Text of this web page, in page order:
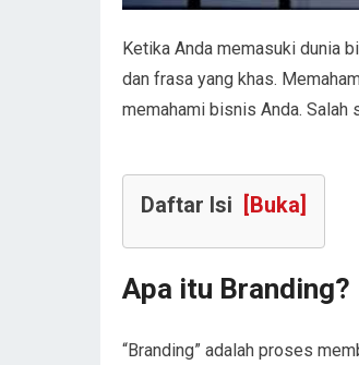
Ketika Anda memasuki dunia
dan frasa yang khas.
memahami bisnis Anda. Salah
Daftar Isi [Buka]
Apa itu Branding?
“Branding” adalah proses